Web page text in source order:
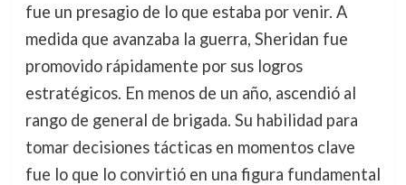
fue un presagio de lo que estaba por venir. A
medida que avanzaba la guerra, Sheridan fue
promovido rápidamente por sus logros
estratégicos. En menos de un año, ascendió al
rango de general de brigada. Su habilidad para
tomar decisiones tácticas en momentos clave
fue lo que lo convirtió en una figura fundamental